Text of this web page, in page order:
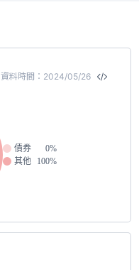
資料時間：2024/05/26
債券
0%
其他
100%